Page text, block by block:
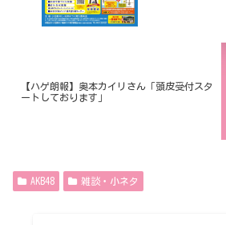
【ハゲ朗報】奥本カイリさん「頭皮受付スタ
ートしております」
AKB48 雑談・小ネタ